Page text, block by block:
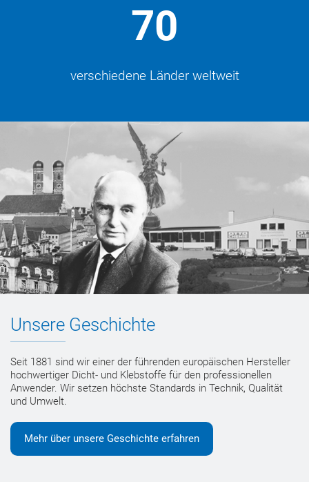
70
verschiedene Länder weltweit
Unsere Geschichte
Seit 1881 sind wir einer der führenden europäischen Hersteller
hochwertiger Dicht- und Klebstoffe für den professionellen
Anwender. Wir setzen höchste Standards in Technik, Qualität
und Umwelt.
Mehr über unsere Geschichte erfahren